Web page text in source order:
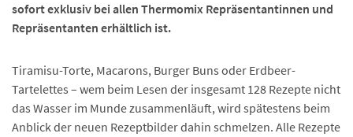
sofort exklusiv bei allen Thermomix Repräsentantinnen und
Repräsentanten erhältlich ist.
Tiramisu-Torte, Macarons, Burger Buns oder Erdbeer-
Tartelettes – wem beim Lesen der insgesamt 128 Rezepte nicht
das Wasser im Munde zusammenläuft, wird spätestens beim
Anblick der neuen Rezeptbilder dahin schmelzen. Alle Rezepte